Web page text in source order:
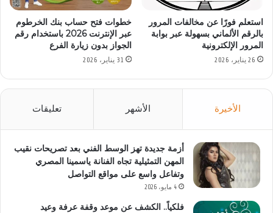
استعلم فورًا عن مخالفات المرور
بالرقم الألماني بسهولة عبر بوابة
المرور الإلكترونية
26 يناير، 2026
خطوات فتح حساب بنك الخرطوم
عبر الإنترنت 2026 باستخدام رقم
الجواز بدون زيارة الفرع
31 يناير، 2026
الأخيرة الأشهر تعليقات
أزمة جديدة تهز الوسط الفني بعد تصريحات نقيب
المهن التمثيلية تجاه الفنانة ياسمينا المصري
وتفاعل واسع على مواقع التواصل
4 مايو، 2026
فلكياً.. الكشف عن موعد وقفة عرفة وعيد